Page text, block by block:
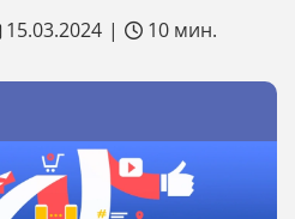
15.03.2024 | 10 мин.